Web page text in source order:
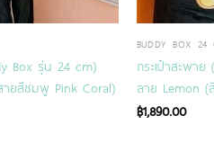
Box รุ่น 24 cm)
ยสีชมพู Pink Coral)
BUDDY BOX 24
กระเป๋าสะพา
ลาย Lemon
฿1,890.00